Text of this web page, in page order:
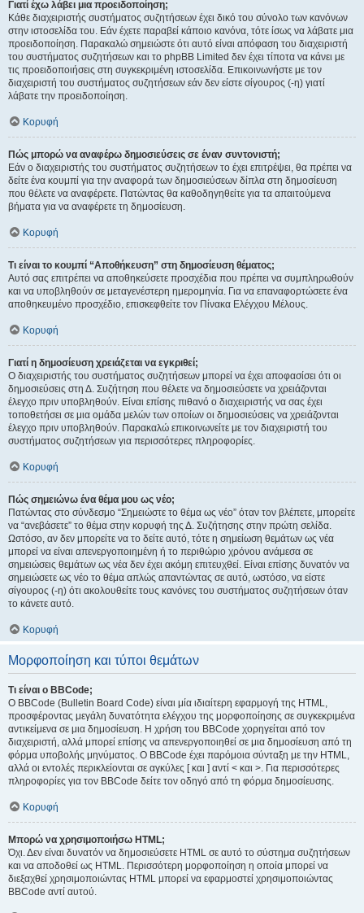
Γιατί έχω λάβει μια προειδοποίηση;
Κάθε διαχειριστής συστήματος συζητήσεων έχει δικό του σύνολο των κανόνων
στην ιστοσελίδα του. Εάν έχετε παραβεί κάποιο κανόνα, τότε ίσως να λάβατε μια
προειδοποίηση. Παρακαλώ σημειώστε ότι αυτό είναι απόφαση του διαχειριστή
του συστήματος συζητήσεων και το phpBB Limited δεν έχει τίποτα να κάνει με
τις προειδοποιήσεις στη συγκεκριμένη ιστοσελίδα. Επικοινωνήστε με τον
διαχειριστή του συστήματος συζητήσεων εάν δεν είστε σίγουρος (-η) γιατί
λάβατε την προειδοποίηση.
Κορυφή
Πώς μπορώ να αναφέρω δημοσιεύσεις σε έναν συντονιστή;
Εάν ο διαχειριστής του συστήματος συζητήσεων το έχει επιτρέψει, θα πρέπει να
δείτε ένα κουμπί για την αναφορά των δημοσιεύσεων δίπλα στη δημοσίευση
που θέλετε να αναφέρετε. Πατώντας θα καθοδηγηθείτε για τα απαιτούμενα
βήματα για να αναφέρετε τη δημοσίευση.
Κορυφή
Τι είναι το κουμπί “Αποθήκευση” στη δημοσίευση θέματος;
Αυτό σας επιτρέπει να αποθηκεύσετε προσχέδια που πρέπει να συμπληρωθούν
και να υποβληθούν σε μεταγενέστερη ημερομηνία. Για να επαναφορτώσετε ένα
αποθηκευμένο προσχέδιο, επισκεφθείτε τον Πίνακα Ελέγχου Μέλους.
Κορυφή
Γιατί η δημοσίευση χρειάζεται να εγκριθεί;
Ο διαχειριστής του συστήματος συζητήσεων μπορεί να έχει αποφασίσει ότι οι
δημοσιεύσεις στη Δ. Συζήτηση που θέλετε να δημοσιεύσετε να χρειάζονται
έλεγχο πριν υποβληθούν. Είναι επίσης πιθανό ο διαχειριστής να σας έχει
τοποθετήσει σε μια ομάδα μελών των οποίων οι δημοσιεύσεις να χρειάζονται
έλεγχο πριν υποβληθούν. Παρακαλώ επικοινωνείτε με τον διαχειριστή του
συστήματος συζητήσεων για περισσότερες πληροφορίες.
Κορυφή
Πώς σημειώνω ένα θέμα μου ως νέο;
Πατώντας στο σύνδεσμο “Σημειώστε το θέμα ως νέο” όταν τον βλέπετε, μπορείτε
να “ανεβάσετε” το θέμα στην κορυφή της Δ. Συζήτησης στην πρώτη σελίδα.
Ωστόσο, αν δεν μπορείτε να το δείτε αυτό, τότε η σημείωση θεμάτων ως νέα
μπορεί να είναι απενεργοποιημένη ή το περιθώριο χρόνου ανάμεσα σε
σημειώσεις θεμάτων ως νέα δεν έχει ακόμη επιτευχθεί. Είναι επίσης δυνατόν να
σημειώσετε ως νέο το θέμα απλώς απαντώντας σε αυτό, ωστόσο, να είστε
σίγουρος (-η) ότι ακολουθείτε τους κανόνες του συστήματος συζητήσεων όταν
το κάνετε αυτό.
Κορυφή
Μορφοποίηση και τύποι θεμάτων
Τι είναι ο BBCode;
Ο BBCode (Bulletin Board Code) είναι μία ιδιαίτερη εφαρμογή της HTML,
προσφέροντας μεγάλη δυνατότητα ελέγχου της μορφοποίησης σε συγκεκριμένα
αντικείμενα σε μια δημοσίευση. Η χρήση του BBCode χορηγείται από τον
διαχειριστή, αλλά μπορεί επίσης να απενεργοποιηθεί σε μια δημοσίευση από τη
φόρμα υποβολής μηνύματος. Ο BBCode έχει παρόμοια σύνταξη με την HTML,
αλλά οι εντολές περικλείονται σε αγκύλες [ και ] αντί < και >. Για περισσότερες
πληροφορίες για τον BBCode δείτε τον οδηγό από τη φόρμα δημοσίευσης.
Κορυφή
Μπορώ να χρησιμοποιήσω HTML;
Όχι. Δεν είναι δυνατόν να δημοσιεύσετε HTML σε αυτό το σύστημα συζητήσεων
και να αποδοθεί ως HTML. Περισσότερη μορφοποίηση η οποία μπορεί να
διεξαχθεί χρησιμοποιώντας HTML μπορεί να εφαρμοστεί χρησιμοποιώντας
BBCode αντί αυτού.